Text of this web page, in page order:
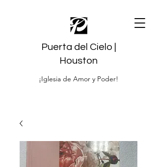
Puerta del Cielo |
Houston
¡Iglesia de Amor y Poder!